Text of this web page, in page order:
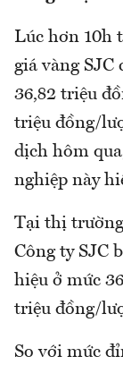
Lúc hơn 10h
giá vàng
36,82 triệu
triệu đồng/
dịch hôm
nghiệp này
Tại thị
Công ty SJC
hiệu ở mức
triệu đồng/
So với mức